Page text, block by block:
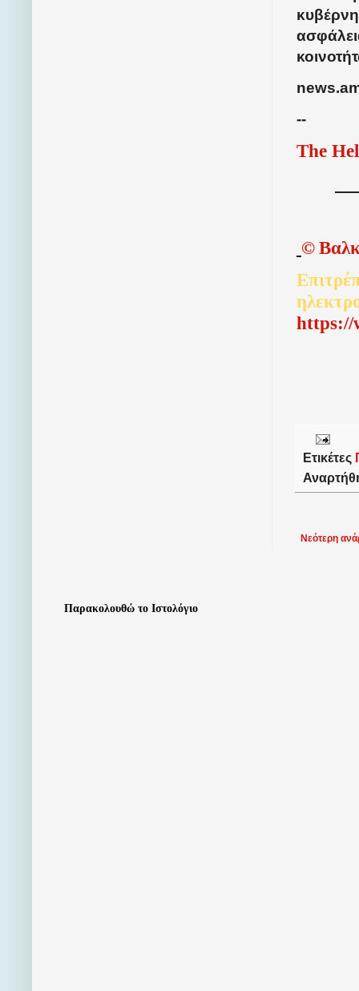
--
The
©
https://
Ετικέτες
Νεότερη
Παρακολουθώ το Ιστολόγιο